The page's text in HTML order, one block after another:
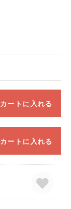
カートに入れる
カートに入れる